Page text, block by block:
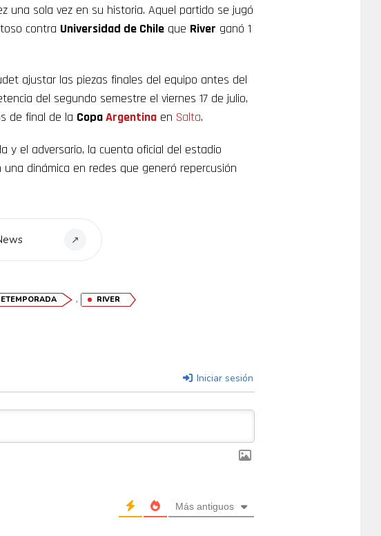
una sola vez en su historia. Aquel partido se jugó
contra Universidad de Chile que River ganó 1
ajustar las piezas finales del equipo antes del
del segundo semestre el viernes 17 de julio,
de final de la CopaArgentina en Salta.
y el adversario, la cuenta oficial del estadio
dinámica en redes que generó repercusión
↗
, RIVER
Iniciar sesión
Más antiguos